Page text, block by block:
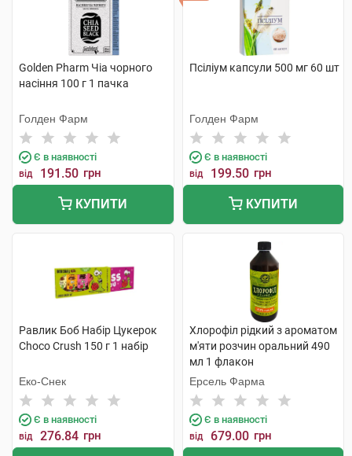
Golden Pharm Чіа чорного
насіння 100 г 1 пачка
Голден Фарм
Є в наявності
від 191.50 грн
КУПИТИ
Псіліум капсули 500 мг 60 шт
Голден Фарм
Є в наявності
від 199.50 грн
КУПИТИ
Равлик Боб Набір Цукерок
Choco Crush 150 г 1 набір
Еко-Снек
Є в наявності
від 276.84 грн
Хлорофіл рідкий з ароматом
м'яти розчин оральний 490
мл 1 флакон
Ерсель Фарма
Є в наявності
від 679.00 грн